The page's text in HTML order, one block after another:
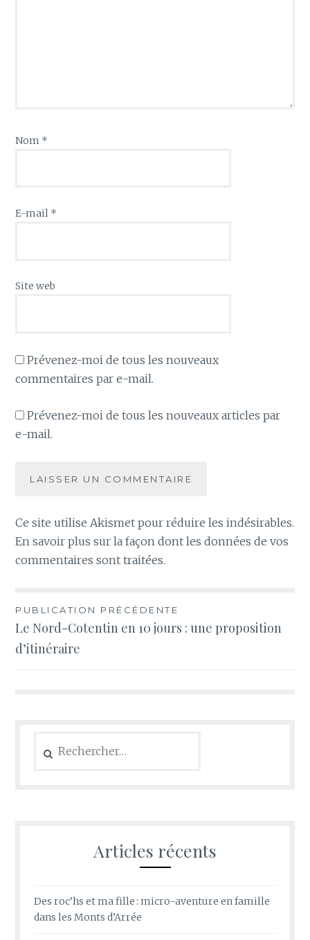
Nom *
E-mail *
Site web
Prévenez-moi de tous les nouveaux
commentaires par e-mail.
Prévenez-moi de tous les nouveaux articles par
e-mail.
Ce site utilise Akismet pour réduire les indésirables.
En savoir plus sur la façon dont les données de vos
commentaires sont traitées.
Navigation
de
PUBLICATION PRÉCÉDENTE
Le Nord-Cotentin en 10 jours : une proposition
d’itinéraire
Articles récents
Des roc’hs et ma fille : micro-aventure en famille
dans les Monts d’Arrée